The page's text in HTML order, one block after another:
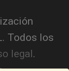
Todos los
legal.